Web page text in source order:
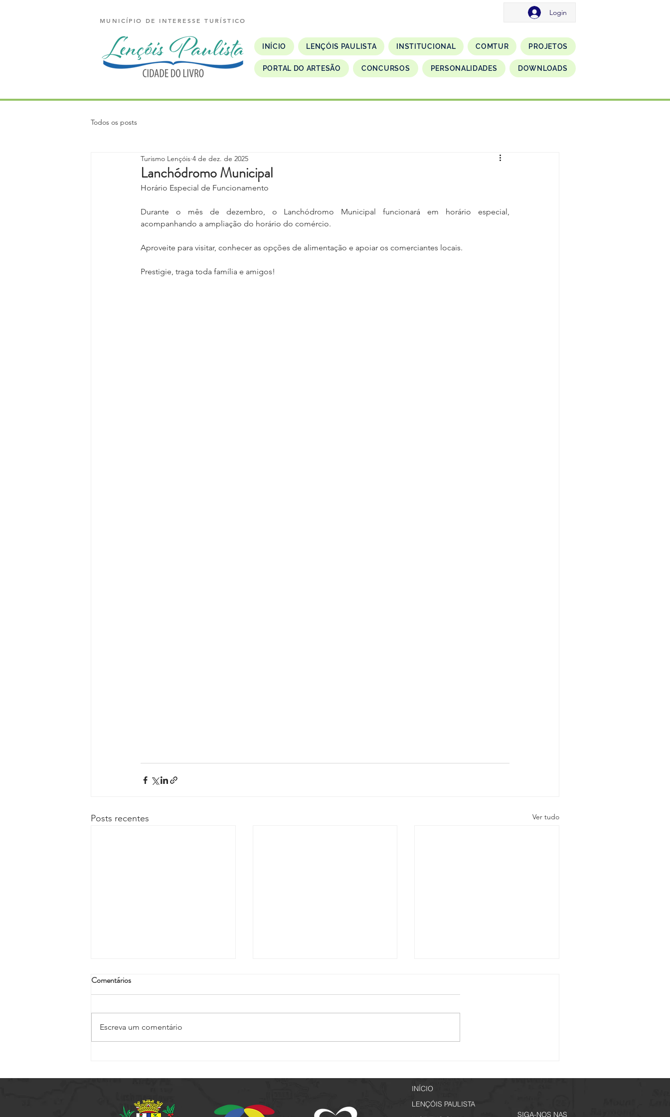
MUNICÍPIO DE INTERESSE TURÍSTICO
INÍCIO LENÇÓIS PAULISTA INSTITUCIONAL COMTUR PROJETOS
PORTAL DO ARTESÃO CONCURSOS PERSONALIDADES DOWNLOADS
Login
Todos os posts
Lanchódromo Municipal
Turismo Lençóis 4 de dez. de 2025
Horário Especial de Funcionamento
Durante o mês de dezembro, o Lanchódromo Municipal funcionará em horário especial,
acompanhando a ampliação do horário do comércio.
Aproveite para visitar, conhecer as opções de alimentação e apoiar os comerciantes locais.
Prestigie, traga toda família e amigos!
Posts recentes Ver tudo
Comentários
Escreva um comentário
INÍCIO
LENÇÓIS PAULISTA
SIGA-NOS NAS